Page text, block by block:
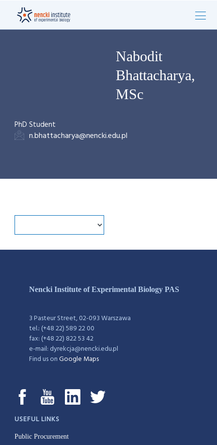
Nabodit
Bhattacharya,
MSc
PhD Student
n.bhattacharya@nencki.edu.pl
Nencki Institute of Experimental Biology PAS
3 Pasteur Street, 02-093 Warszawa
tel.: (+48 22) 589 22 00
fax: (+48 22) 822 53 42
e-mail: dyrekcja@nencki.edu.pl
Find us onGoogle Maps
USEFUL LINKS
Public Procurement